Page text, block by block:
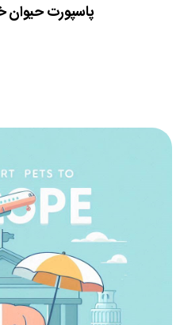
پاسپورت حیوان